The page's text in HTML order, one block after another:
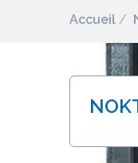
Accueil